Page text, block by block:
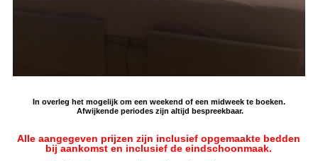
In overleg het mogelijk om een weekend of een midweek te boeken.
Afwijkende periodes zijn altijd bespreekbaar.
Alle aangegeven prijzen zijn inclusief opgemaakte bedden
bij aankomst en inclusief de eindschoonmaak.